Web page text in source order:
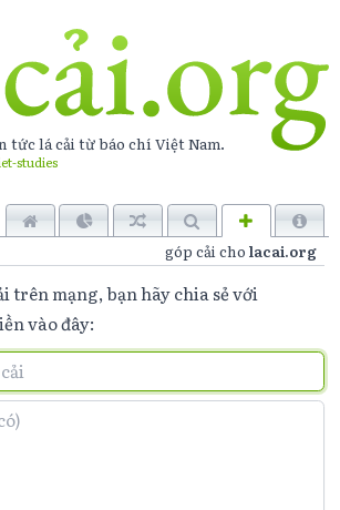
tức lá cải từ báo chíViệt Nam.
studies
góp cải cho lacai.org
trên mạng, bạn hãy chia sẻ với
vào đây: